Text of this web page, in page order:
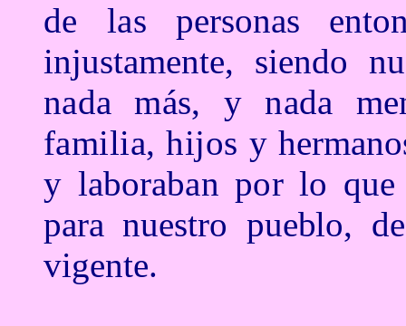
de laspersonas
injustamente, siendo
nada más, y nada
familia, hijos y
y laboraban por lo
para nuestro pueblo,
vigente.